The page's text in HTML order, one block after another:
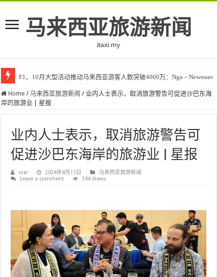
马来西亚旅游新闻
itaxi.my
F1、10月大型活动推动马来西亚游客人数突破4000万：Nga – Newswav
Home / 马来西亚旅游新闻 / 业内人士表示，取消旅游警告可促进沙巴东海
岸的旅游业 | 星报
业内人士表示，取消旅游警告可
促进沙巴东海岸的旅游业 | 星报
star 2024年8月15日
马来西亚旅游新闻
Leave a comment
394 Views